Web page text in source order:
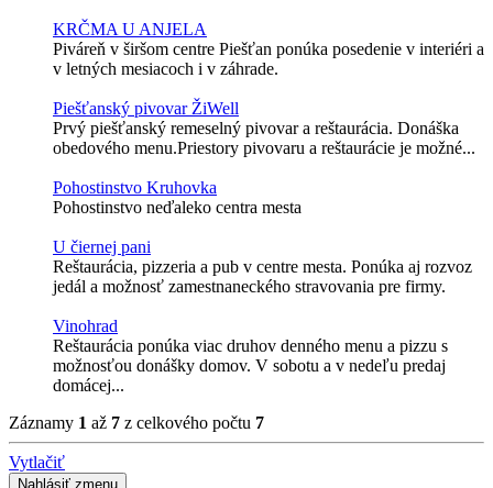
KRČMA U ANJELA
Piváreň v širšom centre Piešťan ponúka posedenie v interiéri a
v letných mesiacoch i v záhrade.
Piešťanský pivovar ŽiWell
Prvý piešťanský remeselný pivovar a reštaurácia. Donáška
obedového menu.Priestory pivovaru a reštaurácie je možné...
Pohostinstvo Kruhovka
Pohostinstvo neďaleko centra mesta
U čiernej pani
Reštaurácia, pizzeria a pub v centre mesta. Ponúka aj rozvoz
jedál a možnosť zamestnaneckého stravovania pre firmy.
Vinohrad
Reštaurácia ponúka viac druhov denného menu a pizzu s
možnosťou donášky domov. V sobotu a v nedeľu predaj
domácej...
Záznamy 1 až 7 z celkového počtu 7
Vytlačiť